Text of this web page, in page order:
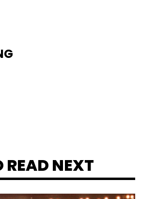
NEXT